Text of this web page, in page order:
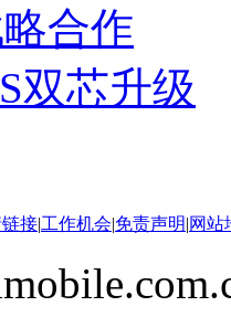
合作
双芯升级
接|工作机会|免责声明|网站